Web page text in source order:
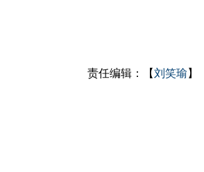
责任编辑：【刘笑瑜 】